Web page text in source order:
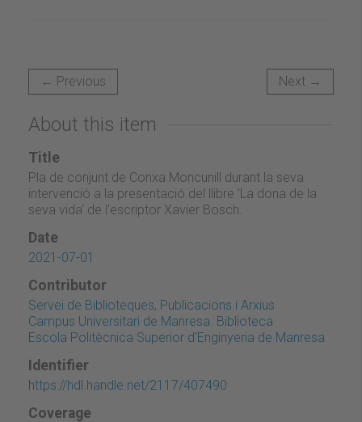
← Previous Next →
About this item
Title
Pla de conjunt de Conxa Moncunill durant la seva
intervenció a la presentació del llibre 'La dona de la
seva vida' de l'escriptor Xavier Bosch.
Date
2021-07-01
Contributor
Servei de Biblioteques, Publicacions i Arxius
Campus Universitari de Manresa. Biblioteca
Escola Politècnica Superior d'Enginyeria de Manresa
Identifier
https://hdl.handle.net/2117/407490
Coverage